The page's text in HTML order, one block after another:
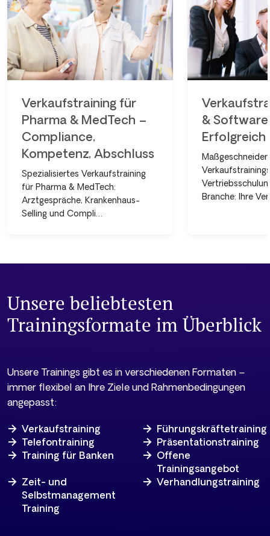
Verkaufstraining für
Pharma & MedTech –
Compliance,
Kompetenz, Abschluss
Spezialisiertes Verkaufstraining
für Pharma & MedTech:
Arztgespräche, Krankenhaus-
Selling und Compli…
&
Erfolgreich
Branche: Ihre
Unsere beliebtesten
Trainingsformate im Überblick
Unsere Trainings gibt es in verschiedenen Formaten –
immer flexibel an Ihre Ziele und Rahmenbedingungen
angepasst:
Verkaufstraining
Führungskräftetraining
Telefontraining
Präsentationstraining
Training für Banken
Offene
Trainingsangebot
Zeit- und
Selbstmanagement
Training
Verhandlungstraining